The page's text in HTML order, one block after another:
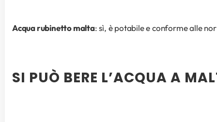
Acqua rubinetto malta: sì, è potabile e conforme alle
SI PUÒ BERE L’ACQUA A